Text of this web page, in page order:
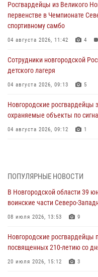
Росгвардейцы из Великого
первенстве в Чемпионате
спортивному самбо
04 августа 2026, 11:42 4
Сотрудники новгородской
детского лагеря
04 августа 2026, 09:13 5
Новгородские росгвардейцы
охраняемые объекты по
04 августа 2026, 09:12 1
В Великом Новгороде
разрешительной работы
30 июля 2026, 14:36 1
Новгородские росгвардейцы
ПОПУЛЯРНЫЕ НОВОСТИ
В Новгородской области 39
воинские части Северо-
08 июля 2026, 13:53 9
Новгородские росгвардейцы
посвященных 210-летию со
20 июля 2026, 15:12 3